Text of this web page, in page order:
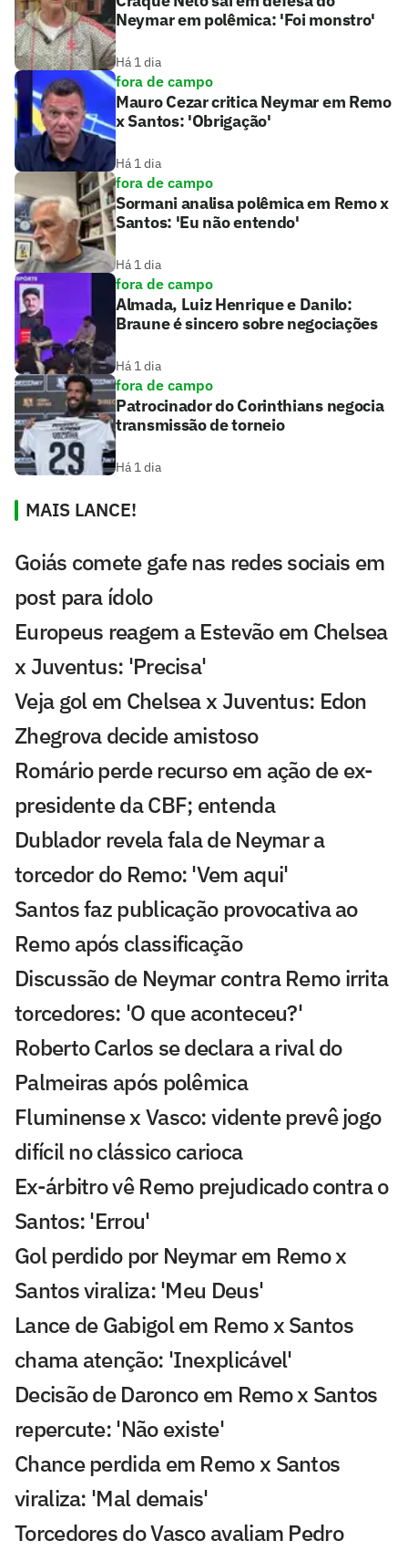
Neymar em polêmica: 'Foi monstro'
Há 1 dia
fora de campo
Mauro Cezar critica Neymar em Remo
x Santos: 'Obrigação'
Há 1 dia
fora de campo
Sormani analisa polêmica em Remo x
Santos: 'Eu não entendo'
Há 1 dia
fora de campo
Almada, Luiz Henrique e Danilo:
Braune é sincero sobre negociações
Há 1 dia
fora de campo
Patrocinador do Corinthians negocia
transmissão de torneio
Há 1 dia
MAIS LANCE!
Goiás comete gafe nas redes sociais em
post para ídolo
Europeus reagem a Estevão em Chelsea
x Juventus: 'Precisa'
Veja gol em Chelsea x Juventus: Edon
Zhegrova decide amistoso
Romário perde recurso em ação de ex-
presidente da CBF; entenda
Dublador revela fala de Neymar a
torcedor do Remo: 'Vem aqui'
Santos faz publicação provocativa ao
Remo após classificação
Discussão de Neymar contra Remo irrita
torcedores: 'O que aconteceu?'
Roberto Carlos se declara a rival do
Palmeiras após polêmica
Fluminense x Vasco: vidente prevê jogo
difícil no clássico carioca
Ex-árbitro vê Remo prejudicado contra o
Santos: 'Errou'
Gol perdido por Neymar em Remo x
Santos viraliza: 'Meu Deus'
Lance de Gabigol em Remo x Santos
chama atenção: 'Inexplicável'
Decisão de Daronco em Remo x Santos
repercute: 'Não existe'
Chance perdida em Remo x Santos
viraliza: 'Mal demais'
Torcedores do Vasco avaliam Pedro